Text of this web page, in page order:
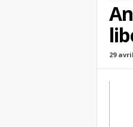
29